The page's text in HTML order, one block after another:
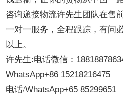
咨询递接物流许先生团队在售
一对一服务，全程跟踪，有问
以上。
许先生:电话微信：
WhatsApp+86 15218216475
电话/WhatsApp+65 85299651